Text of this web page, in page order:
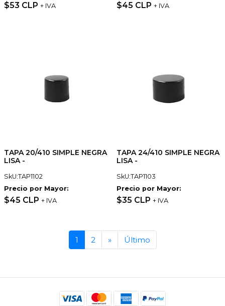
$53 CLP + IVA $45 CLP + IVA
TAPA 20/410 SIMPLE NEGRA
LISA -
SkU:TAP1102
Precio por Mayor:
$45 CLP + IVA
TAPA 24/410 SIMPLE NEGRA
LISA -
SkU:TAP1103
Precio por Mayor:
$35 CLP + IVA
1 2 » Último